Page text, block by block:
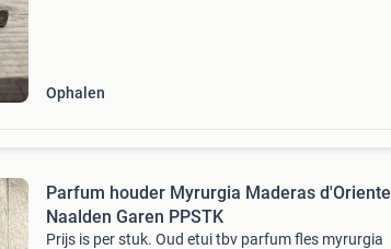
Ophalen
Parfum houder Myrurgia Maderas d'Oriente
Naalden Garen PPSTK
Prijs is per stuk. Oud etui tbv parfum fles myrurgia